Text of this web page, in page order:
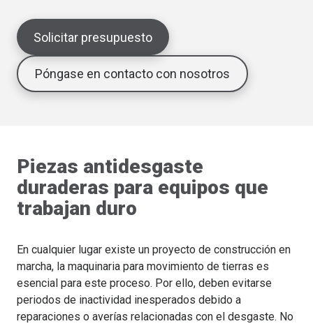
Solicitar presupuesto
Póngase en contacto con nosotros
Piezas antidesgaste
duraderas para equipos que
trabajan duro
En cualquier lugar existe un proyecto de construcción en
marcha, la maquinaria para movimiento de tierras es
esencial para este proceso. Por ello, deben evitarse
periodos de inactividad inesperados debido a
reparaciones o averías relacionadas con el desgaste. No